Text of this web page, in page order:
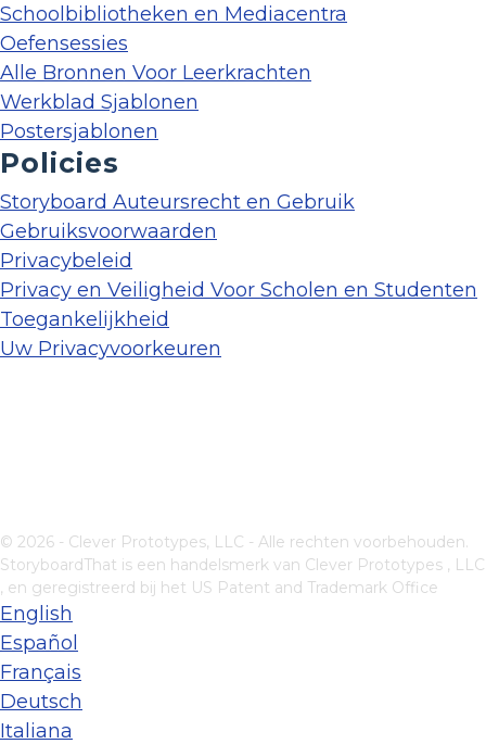
Schoolbibliotheken en Mediacentra
Oefensessies
Alle Bronnen Voor Leerkrachten
Werkblad Sjablonen
Postersjablonen
Policies
Storyboard Auteursrecht en Gebruik
Gebruiksvoorwaarden
Privacybeleid
Privacy en Veiligheid Voor Scholen en Studenten
Toegankelijkheid
Uw Privacyvoorkeuren
© 2026 - Clever Prototypes, LLC - Alle rechten voorbehouden.
StoryboardThat is een handelsmerk van Clever Prototypes , LLC
, en geregistreerd bij het US Patent and Trademark Office
English
Español
Français
Deutsch
Italiana